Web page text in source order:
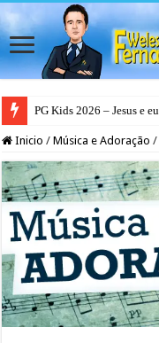
PG Kids 2026 – Jesus e eu
Inicio / Música e Adoração /